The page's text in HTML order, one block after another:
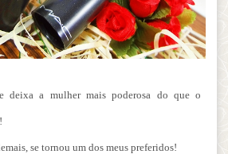
deixa a mulher mais poderosa do que o
se tornou um dos meus preferidos!